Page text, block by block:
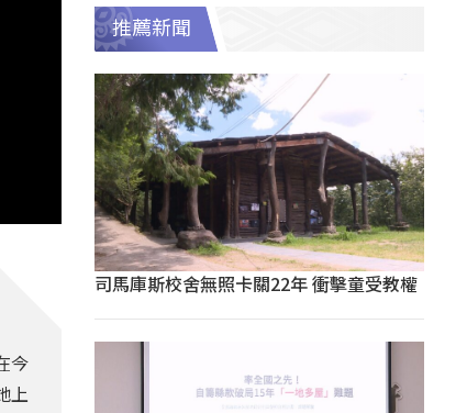
今
上
推薦新聞
司馬庫斯校舍無照卡關22年 衝擊童受教權